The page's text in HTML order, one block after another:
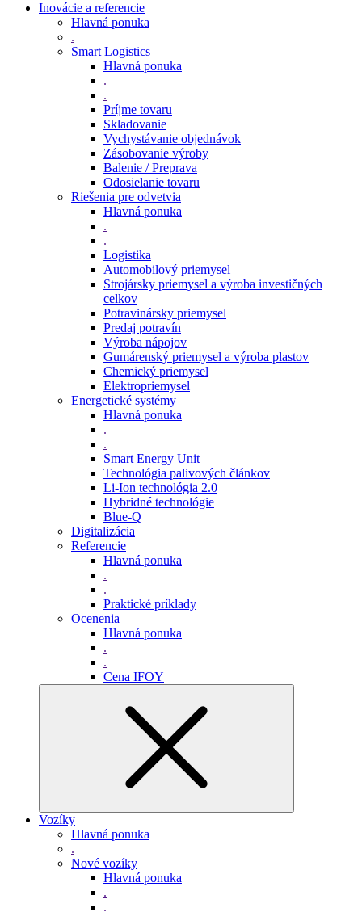
Inovácie a referencie
Hlavná ponuka
.
Smart Logistics
Hlavná ponuka
.
.
Príjme tovaru
Skladovanie
Vychystávanie objednávok
Zásobovanie výroby
Balenie / Preprava
Odosielanie tovaru
Riešenia pre odvetvia
Hlavná ponuka
.
.
Logistika
Automobilový priemysel
Strojársky priemysel a výroba investičných
celkov
Potravinársky priemysel
Predaj potravín
Výroba nápojov
Gumárenský priemysel a výroba plastov
Chemický priemysel
Elektropriemysel
Energetické systémy
Hlavná ponuka
.
.
Smart Energy Unit
Technológia palivových článkov
Li-Ion technológia 2.0
Hybridné technológie
Blue-Q
Digitalizácia
Referencie
Hlavná ponuka
.
.
Praktické príklady
Ocenenia
Hlavná ponuka
.
.
Cena IFOY
Vozíky
Hlavná ponuka
.
Nové vozíky
Hlavná ponuka
.
.